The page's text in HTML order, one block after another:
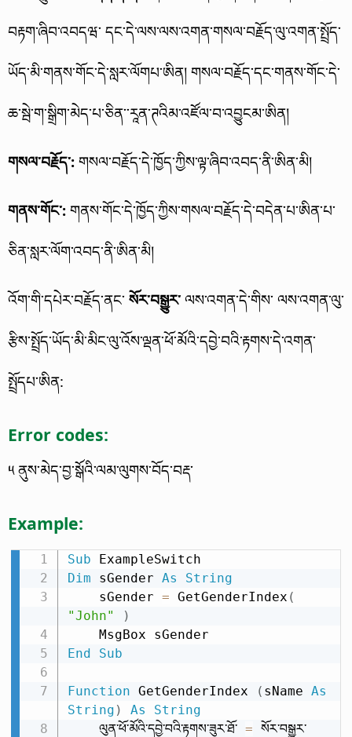
བརྟག་ཞིབ་འབདཝ་ དང་དེ་ལས་ལས་འགན་གསལ་བརྗོད་ལུ་འགན་སྤྲོད་
ཡོད་མི་གནས་གོང་དེ་སླར་ལོགཔ་ཨིན། གསལ་བརྗོད་དང་གནས་གོང་དེ་
ཆ་སྦེ་ག་སྒྲིག་མེད་པ་ཅིན་་རཱན་ཊའིམ་འཛོལ་བ་འབྱུངམ་ཨིན།
གསལ་བརྗོད་: གསལ་བརྗོད་དེ་ཁྱོད་ཀྱིས་ལྟ་ཞིབ་འབད་ནི་ཨིན་མི།
གནས་གོང་: གནས་གོང་དེ་ཁྱོད་ཀྱིས་གསལ་བརྗོད་དེ་བདེན་པ་ཨིན་པ་
ཅིན་སླར་ལོག་འབད་ནི་ཨིན་མི།
འོག་གི་དཔེར་བརྗོད་ནང་ སོར་བསྒྱུར་ ལས་འགན་དེ་གིས་ ལས་འགན་ལུ་
རྩིས་སྤྲོད་ཡོད་མི་མིང་ལུ་འོས་ལྡན་ཕོ་མོའི་དབྱེ་བའི་རྟགས་དེ་འགན་
སྤྲོདཔ་ཨིན:
Error codes:
༥ ནུས་མེད་བྱ་སྒོའི་ལམ་ལུགས་བོད་བརྡ་
Example:
Sub
Dim sGender As
String
    sGender
= GetGenderIndex (
"John"
)
End
Sub
Function GetGenderIndex ( sName As
String ) As
String
    ལུན་ཕོ་མོའི་དབྱེ་བའི་རྟགས་ཟུར་ཐོ་
= སོར་བསྒྱུར་